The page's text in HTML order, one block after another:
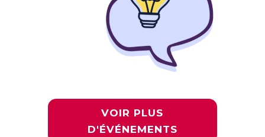
VOIR PLUS
D'ÉVÉNEMENTS